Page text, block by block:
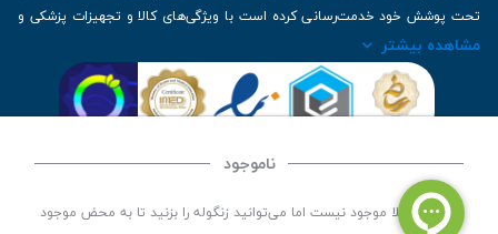
ناموجود
این کالا فعلا موجود نیست اما می‌توانید زنگوله را بزنید تا به محض موجود
تحت پوشش خود خدمت‌رسانی کرده است با ویژگی‌های کالا و تجهیزات پزشکی و
برترین برندهای موجود در بازار اطلاعات بسیار ارزشمندی را دارا می‌باشد
| تلفن تماس : 36333383-035 | ایمیل: Info@Sib115.com
مشاهده بیشتر
کلیه حقوق این سایت متعلق به سیب 115 ( فروشگاه لوازم پزشکی سیب 115 ) است، توسعه و
کدنویسی توسطسپکام سیستم